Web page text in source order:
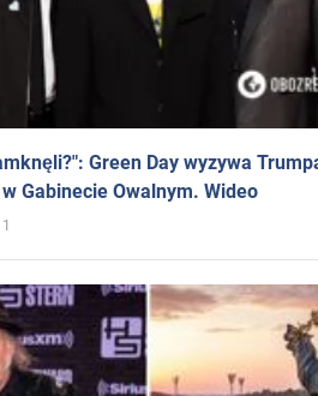
Green Day wyzywa
Gabinecie Owalnym. Wideo
1